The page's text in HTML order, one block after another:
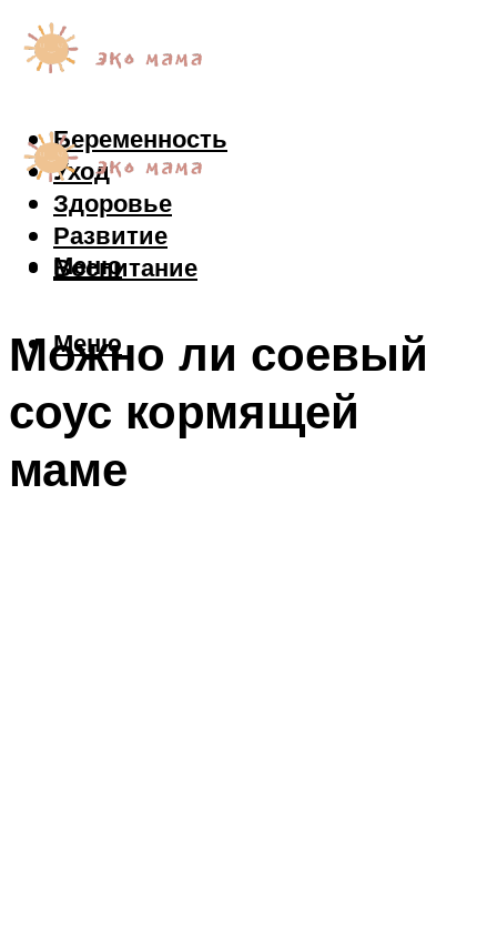
Беременность
Уход
Здоровье
Развитие
Воспитание
Меню
Меню
Можно ли соевый
соус кормящей
маме